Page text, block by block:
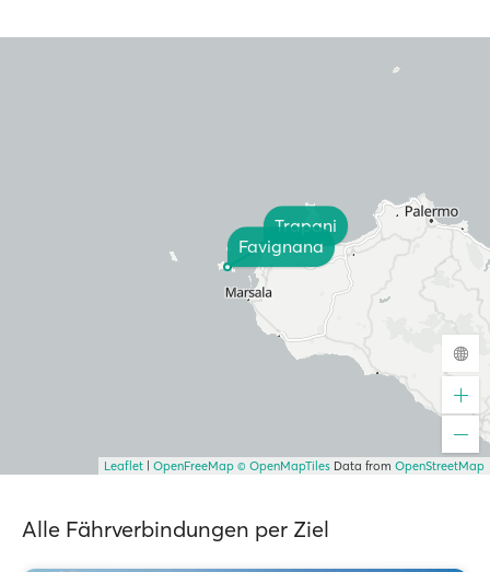
Trapani
Favignana
Leaflet OpenFreeMap © OpenMapTiles Data from OpenStreetMap
Alle Fährverbindungen per Ziel